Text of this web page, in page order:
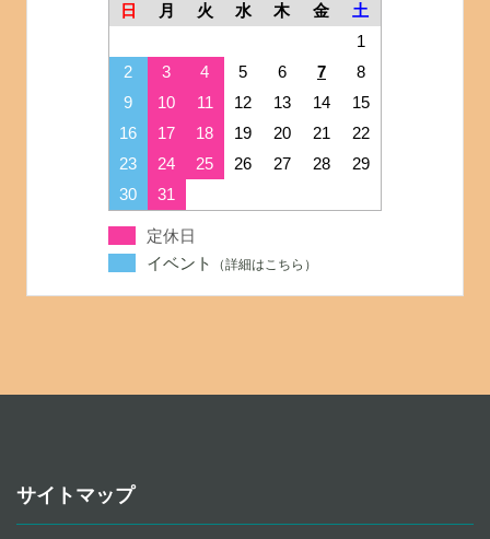
日
月 火 水 木 金
土
1
2
3 4 5 6 7
8
9
10 11 12 13 14
15
16
17 18 19 20 21
22
23
24 25 26 27 28
29
30
31
定休日
イベント
サイトマップ